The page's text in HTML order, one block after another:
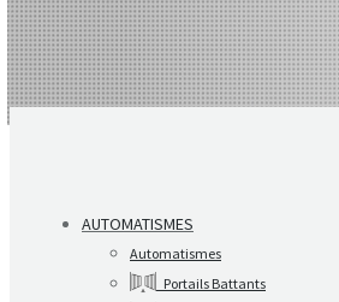
AUTOMATISMES
Automatismes
Portails Battants